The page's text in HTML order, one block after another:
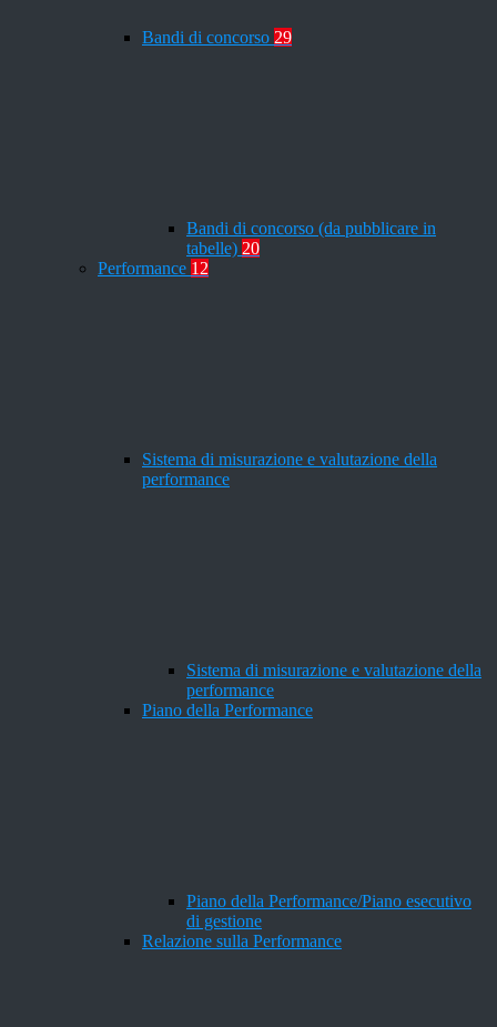
Bandi di concorso 29
Bandi di concorso (da pubblicare in
tabelle) 20
Performance 12
Sistema di misurazione e valutazione della
performance
Sistema di misurazione e valutazione della
performance
Piano della Performance
Piano della Performance/Piano esecutivo
di gestione
Relazione sulla Performance